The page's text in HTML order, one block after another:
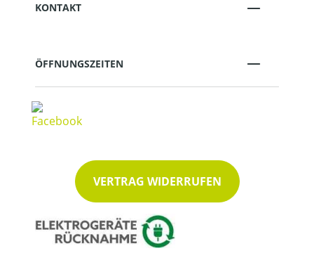
KONTAKT
ÖFFNUNGSZEITEN
VERTRAG WIDERRUFEN